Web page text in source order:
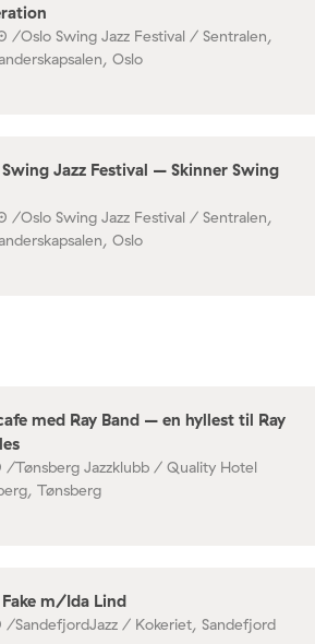
/Oslo Swing Jazz Festival / Sentralen,
Oslo
Jazz Festival – Skinner Swing
/Oslo Swing Jazz Festival / Sentralen,
Oslo
med Ray Band – en hyllest til Ray
/Tønsberg Jazzklubb / Quality Hotel
Tønsberg
m/Ida Lind
/SandefjordJazz / Kokeriet, Sandefjord